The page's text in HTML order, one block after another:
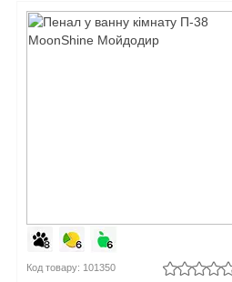
Код товару: 101350